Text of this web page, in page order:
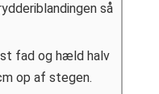
så
fad og hæld halv
op af stegen.